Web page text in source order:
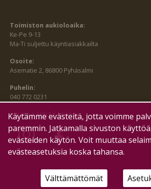
Toimiston aukioloaika:
Ke-Pe 9-13
Ma-Ti suljettu käyntiasiakkailta
Osoite:
Asematie 2, 86800 Pyhäsalmi
Puhelin:
040 772 0231
SEURAA MEITÄ MYÖS:
HALLITSE EVÄSTEITÄ
Käytämme evästeitä, jotta voimme
paremmin. Jatkamalla sivuston
evästeiden käytön. Voit muuttaa
evästeasetuksia koska tahansa.
Välttämättömät